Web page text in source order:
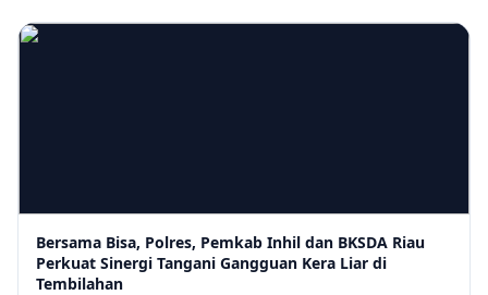
Lansia Keluhkan Pelayanan Kantor Imigrasi Tembilahan, Antrean
Lansia Digabung dan Dinilai Kurang Ramah
⚡ PENDIDIKAN
Bersama Bisa, Polres, Pemkab Inhil dan BKSDA Riau
Perkuat Sinergi Tangani Gangguan Kera Liar di
Tembilahan